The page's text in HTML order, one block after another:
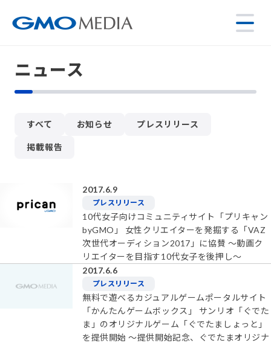
ニュース
すべて お知らせ プレスリリース
掲載報告
2017.6.9
プレスリリース
10代女子向けコミュニティサイト「プリキャン
byGMO」 女性クリエイターを発掘する「VAZ
次世代オーディション2017」に協賛 ～動画ク
リエイターを目指す10代女子を後押し～
2017.6.6
プレスリリース
無料で遊べるカジュアルゲームポータルサイト
「かんたんゲームボックス」 サンリオ「ぐでた
ま」のオリジナルゲーム「ぐでたましょっと」
を提供開始 ～提供開始記念、ぐでたまオリジナ